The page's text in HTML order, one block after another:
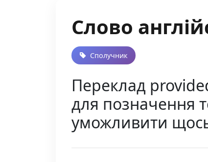
Слово
Сполучник
Переклад
для позначення
уможливити